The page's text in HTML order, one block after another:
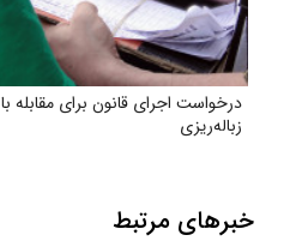
درخواست اجرای قانون برای مقابله با
زباله‌ریزی
خبرهای مرتبط